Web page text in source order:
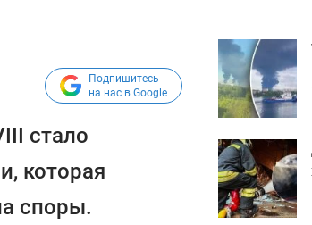
Подпишитесь
на нас в Google
стало
которая
споры.